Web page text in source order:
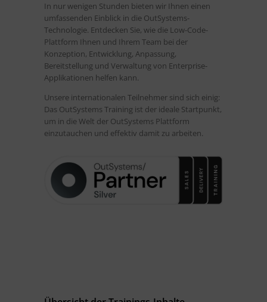
In nur wenigen Stunden bieten wir Ihnen einen
umfassenden Einblick in die OutSystems-
Technologie. Entdecken Sie, wie die Low-Code-
Plattform Ihnen und Ihrem Team bei der
Konzeption, Entwicklung, Anpassung,
Bereitstellung und Verwaltung von Enterprise-
Applikationen helfen kann.
Unsere internationalen Teilnehmer sind sich einig:
Das OutSystems Training ist der ideale Startpunkt,
um in die Welt der OutSystems Plattform
einzutauchen und effektiv damit zu arbeiten.